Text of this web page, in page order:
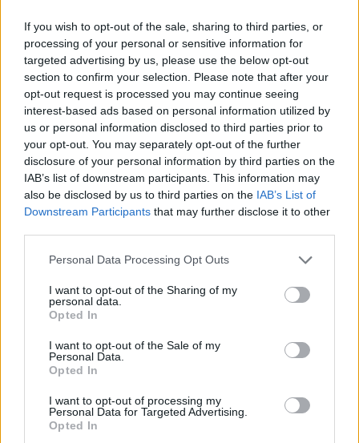
If you wish to opt-out of the sale, sharing to third parties, or
processing of your personal or sensitive information for
targeted advertising by us, please use the below opt-out
section to confirm your selection. Please note that after your
opt-out request is processed you may continue seeing
interest-based ads based on personal information utilized by
us or personal information disclosed to third parties prior to
your opt-out. You may separately opt-out of the further
disclosure of your personal information by third parties on the
IAB’s list of downstream participants. This information may
also be disclosed by us to third parties on the IAB’s List of
Downstream Participants that may further disclose it to other
Personal Data Processing Opt Outs
I want to opt-out of the Sharing of my
personal data.
Opted In
I want to opt-out of the Sale of my
Personal Data.
Opted In
I want to opt-out of processing my
Personal Data for Targeted Advertising.
Opted In
Lippupaketit:
Yleensä MM-kisoihin on tarjolla useita erilaisia räätälöityä
lippupaketteja, joten kuluttajat pääsevät valitsemaan
todellakin mieluisimmat ottelut.
kaikkiin sinä päivänä hallissa pelattaviin otteluihin.
MM 2026 – VIP-paketit:
katsojalle maksimaalisen elämyksen. MM 2025 VIP-paketit
ovat varsin tyyriitä, mutta tarjoavat ostajalle ikimuistoisen